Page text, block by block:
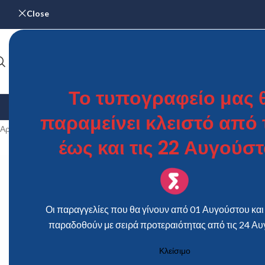
Close
Το τυπογραφείο μας
παραμείνει κλειστό από
έως και τις 22
Οι παραγγελίες που θα γίνουν από 01 Αυγούστου και
παραδοθούν με σειρά προτεραιότητας από τις 24
Κλείσιμο
ΑΡΧΙΚΉ ΓΆΜΟΣ & ΒΆΠΤΙΣΗΗΜΕΡΟΛΌΓΙΑΜΕΝΟΎ –
Αρχική σελίδα/Προϊόντα με ετικέτα “Προσκλητήριο Γάμου "A LOOK